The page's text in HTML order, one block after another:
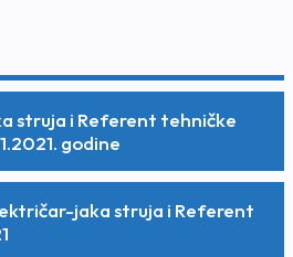
struja i Referent tehničke
godine
jaka struja i Referent